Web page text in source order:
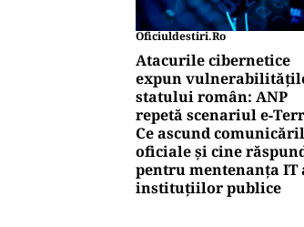
Oficiuldestiri.ro
Atacurile cibernetice
expun
statului român: ANP
repetă scenariul
Ce ascund
oficiale și cine
pentru mentenanța IT
instituțiilor publice